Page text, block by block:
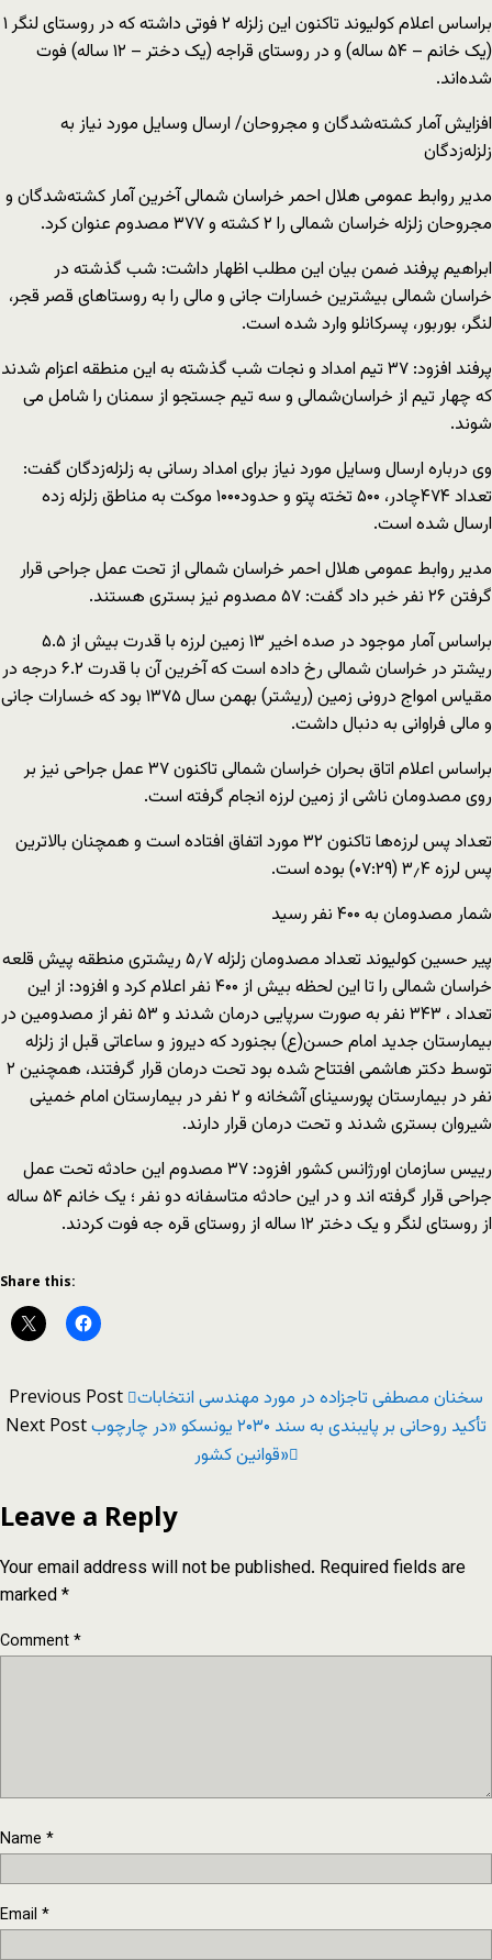
براساس اعلام کولیوند تاکنون این زلزله ۲ فوتی داشته که در روستای لنگر ۱
(یک خانم – ۵۴ ساله) و در روستای قراجه (یک دختر – ۱۲ ساله) فوت
شده‌اند.
افزایش آمار کشته‌شدگان و مجروحان/ ارسال وسایل مورد نیاز به
زلزله‌زدگان
مدیر روابط عمومی هلال احمر خراسان شمالی آخرین آمار کشته‌شدگان و
مجروحان زلزله خراسان شمالی را ٢ کشته و ۳۷۷ مصدوم عنوان کرد.
ابراهیم پرفند ضمن بیان این مطلب اظهار داشت: شب گذشته در
خراسان شمالی بیشترین خسارات جانی و مالی را به روستاهای قصر قجر،
لنگر، بوربور، پسرکانلو وارد شده است.
پرفند افزود: ۳۷ تیم امداد و نجات شب گذشته به این منطقه اعزام شدند
که چهار تیم از خراسان‌شمالی و سه تیم جستجو از سمنان را شامل می
شوند.
وی درباره ارسال وسایل مورد نیاز برای امداد رسانی به زلزله‌زدگان گفت:
تعداد ۴۷۴چادر، ۵۰۰ تخته پتو و حدود۱۰۰۰ موکت به مناطق زلزله زده
ارسال شده است.
مدیر روابط عمومی هلال احمر خراسان شمالی از تحت عمل جراحی قرار
گرفتن ۲۶ نفر خبر داد گفت: ۵۷ مصدوم نیز بستری هستند.
براساس آمار موجود در صده اخیر ۱۳ زمین لرزه با قدرت بیش از ۵.۵
ریشتر در خراسان شمالی رخ داده است که آخرین آن با قدرت ۶.۲ درجه در
مقیاس امواج درونی زمین (ریشتر) بهمن سال ۱۳۷۵ بود که خسارات جانی
و مالی فراوانی به دنبال داشت.
براساس اعلام اتاق بحران خراسان شمالی تاکنون ۳۷ عمل جراحی نیز بر
روی مصدومان ناشی از زمین لرزه انجام گرفته است.
تعداد پس لرزه‌ها تاکنون ۳۲ مورد اتفاق افتاده است و همچنان بالاترین
پس لرزه ۳٫۴ (۰۷:۲۹) بوده است.
شمار مصدومان به ۴۰۰ نفر رسید
پیر حسین کولیوند تعداد مصدومان زلزله ۵٫۷ ریشتری منطقه پیش قلعه
خراسان شمالی را تا این لحظه بیش از ۴۰۰ نفر اعلام کرد و افزود: از این
تعداد ، ۳۴۳ نفر به صورت سرپایی درمان شدند و ۵۳ نفر از مصدومین در
بیمارستان جدید امام حسن(ع) بجنورد که دیروز و ساعاتی قبل از زلزله
توسط دکتر هاشمی افتتاح شده بود تحت درمان قرار گرفتند، همچنین ۲
نفر در بیمارستان پورسینای آشخانه و ۲ نفر در بیمارستان امام خمینی
شیروان بستری شدند و تحت درمان قرار دارند.
رییس سازمان اورژانس کشور افزود: ۳۷ مصدوم این حادثه تحت عمل
جراحی قرار گرفته اند و در این حادثه متاسفانه دو نفر ؛ یک خانم ۵۴ ساله
از روستای لنگر و یک دختر ۱۲ ساله از روستای قره جه فوت کردند.
Share this:
Previous Post سخنان مصطفی تاجزاده در مورد مهندسی انتخابات
Next Postتأکید روحانی بر پایبندی به سند ۲۰۳۰ یونسکو «در چارچوب
قوانین کشور»
Leave a Reply
Your email address will not be published. Required fields are
marked*
Comment*
Name *
Email *